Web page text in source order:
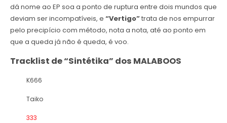
dá nome ao EP soa a ponto de ruptura entre dois mundos que
deviam ser incompatíveis, e “Vertigo”trata de nos empurrar
pelo precipício com método, nota a nota, até ao ponto em
que a queda já não é queda, é voo.
Tracklist de “Sintétika” dos MALABOOS
K666
Taiko
333